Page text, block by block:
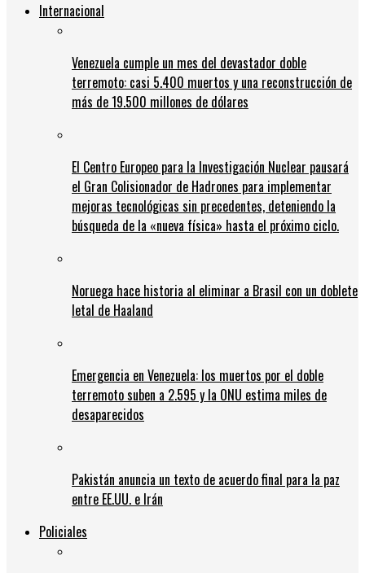
Internacional
Venezuela cumple un mes del devastador doble
terremoto: casi 5.400 muertos y una reconstrucción de
más de 19.500 millones de dólares
El Centro Europeo para la Investigación Nuclear pausará
el Gran Colisionador de Hadrones para implementar
mejoras tecnológicas sin precedentes, deteniendo la
búsqueda de la «nueva física» hasta el próximo ciclo.
Noruega hace historia al eliminar a Brasil con un doblete
letal de Haaland
Emergencia en Venezuela: los muertos por el doble
terremoto suben a 2.595 y la ONU estima miles de
desaparecidos
Pakistán anuncia un texto de acuerdo final para la paz
entre EE.UU. e Irán
Policiales